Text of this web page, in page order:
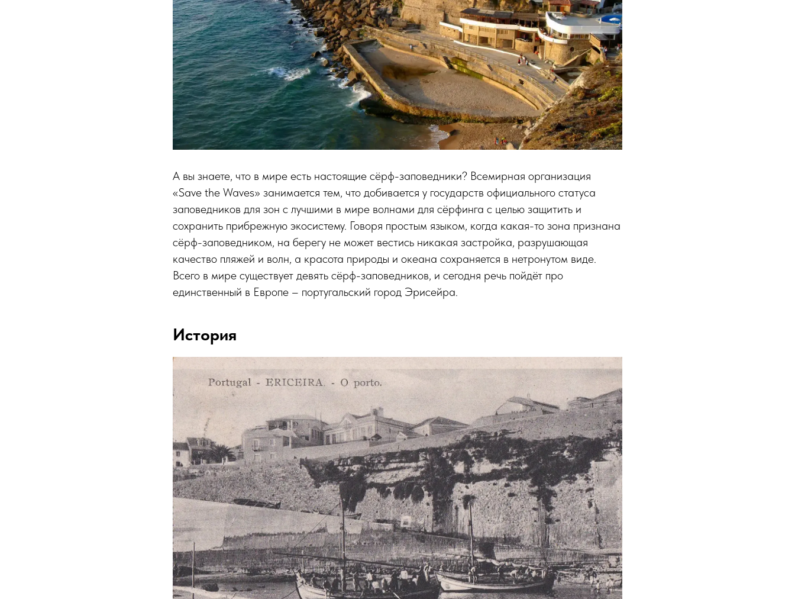
А вы знаете, что в мире есть настоящие сёрф-заповедники? Всемирная организация
«Save the Waves» занимается тем, что добивается у государств официального статуса
заповедников для зон с лучшими в мире волнами для сёрфинга с целью защитить и
сохранить прибрежную экосистему. Говоря простым языком, когда какая-то зона признана
сёрф-заповедником, на берегу не может вестись никакая застройка, разрушающая
качество пляжей и волн, а красота природы и океана сохраняется в нетронутом виде.
Всего в мире существует девять сёрф-заповедников, и сегодня речь пойдёт про
единственный в Европе – португальский город Эрисейра.
История